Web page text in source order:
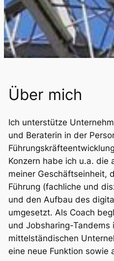
Über mich
Ich unterstütze
und Beraterin in der
Konzern habe ich u.a. die
meiner Geschäftseinheit,
Führung (fachliche und
und den Aufbau des
umgesetzt. Als Coach
und Jobsharing-Tandems
mittelständischen
eine neue Funktion sowie